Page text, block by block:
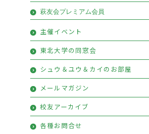
萩友会プレミアム会員
萩友会プレミアム会員お申込み
プレミアム会員特典
主催イベント
東北大学の同窓会
シュウ＆ユウ＆カイのお部屋
メールマガジン
校友アーカイブ
各種お問合せ